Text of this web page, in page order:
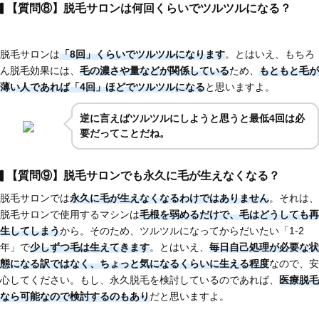
【質問⑧】脱毛サロンは何回くらいでツルツルになる？
脱毛サロンは「8回」くらいでツルツルになります。とはいえ、もちろ
ん脱毛効果には、 毛の濃さや量などが関係しているため、 もともと毛が
薄い人であれば「4回」ほどでツルツルになると思いますよ。
逆に言えばツルツルにしようと思うと最低4回は必
要だってことだね。
【質問⑨】脱毛サロンでも永久に毛が生えなくなる？
脱毛サロンでは永久に毛が生えなくなるわけではありません。それは、
脱毛サロンで使用するマシンは毛根を弱めるだけで、毛はどうしても再
生してしまうから。そのため、ツルツルになってからだいたい「1-2
年」で少しずつ毛は生えてきます。とはいえ、 毎日自己処理が必要な状
態になる訳ではなく、ちょっと気になるくらいに生える程度なので、安
心してください。もし、永久脱毛を検討しているのであれば、 医療脱毛
なら可能なので検討するのもありだと思いますよ。